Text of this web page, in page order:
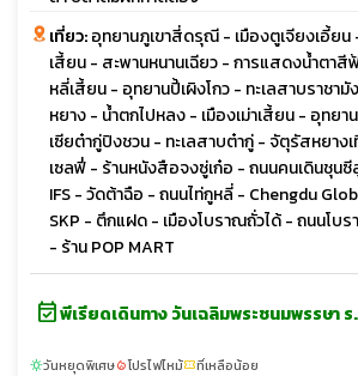
เที่ยว:อุทยานภูเขาสี่ดรุณี - เมืองตูเจียงเอี้ยน
เสี้ยน - สะพานหนานเฉียว - การแสดงน้ำตาสี
หลี่เสี้ยน - อุทยานปี้เผิงโกว - ทะเลสาบราชา
หยาง - น้ำตกไปหลง - เมืองเม่าเสี้ยน - อุทย
เซียต๋ากู่ปิงชวน - ทะเลสาบต๋ากู่ - จัตุรัสหยา
เซลฟี่ - ร้านหนังสือจงซู่เก๋อ - ถนนคนเดินชุน
IFS - วัดต้าฉือ - ถนนไท่กูหลี่ - Chengdu
SKP - ตึกแฝด - เมืองโบราณถั่วได้ - ถนนโบ
- ร้าน POP MART
event_availableพีเรียดเดินทาง วันเฉลิมพระชนมพรรษา ร
sunnyวันหยุดพิเศษlocal_fire_departmentโปรไฟไหม้confirmation_numberที่เหลือน้อย